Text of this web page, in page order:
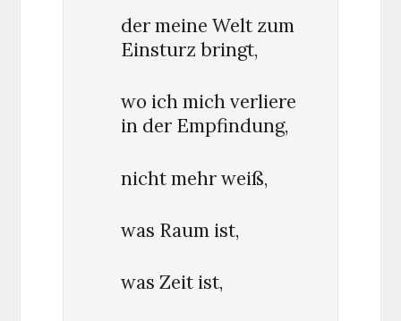
der meine Welt zum
Einsturz bringt,
wo ich mich verliere
in der Empfindung,
nicht mehr weiß,
was Raum ist,
was Zeit ist,